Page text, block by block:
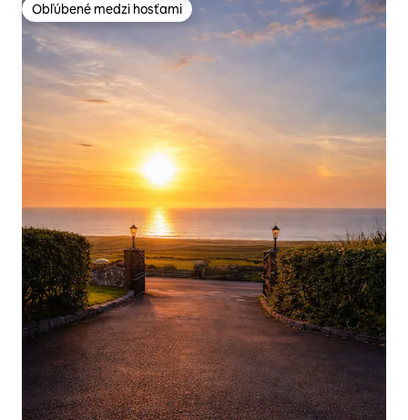
Obľúbené medzi hosťami
Obľúbené medzi hosťami